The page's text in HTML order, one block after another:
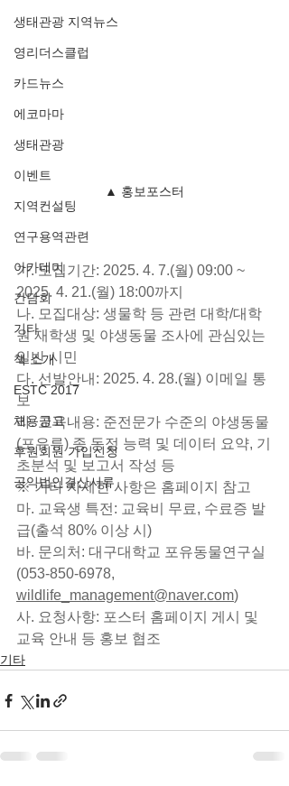
생태관광 지역뉴스
영리더스클럽
카드뉴스
에코마마
생태관광
이벤트
지역컨설팅
연구용역관련
아카데미
간담회
기타
책 소개
ESTC 2017
채용공고
후원회원 가입신청
공익법인결산서류
▲ 홍보포스터
가. 모집기간: 2025. 4. 7.(월) 09:00 ~
2025. 4. 21.(월) 18:00까지
나. 모집대상: 생물학 등 관련 대학/대학
원 재학생 및 야생동물 조사에 관심있는
일반 시민
다. 선발안내: 2025. 4. 28.(월) 이메일 통
보
라. 교육내용: 준전문가 수준의 야생동물
(포유류) 종 동정 능력 및 데이터 요약, 기
초분석 및 보고서 작성 등
※ 기타 자세한 사항은 홈페이지 참고
마. 교육생 특전: 교육비 무료, 수료증 발
급(출석 80% 이상 시)
바. 문의처: 대구대학교 포유동물연구실
(053-850-6978,
wildlife_management@naver.com)
사. 요청사항: 포스터 홈페이지 게시 및
교육 안내 등 홍보 협조
기타